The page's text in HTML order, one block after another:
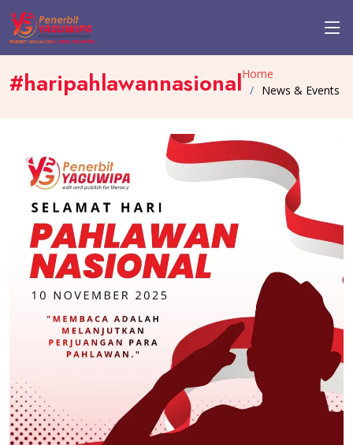
#haripahlawannasionalHome
News & Events